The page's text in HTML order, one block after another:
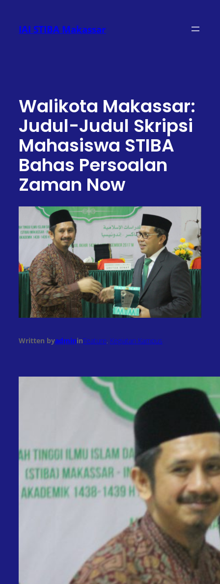
konten
IAI STIBA Makassar
Walikota Makassar:
Judul-Judul Skripsi
Mahasiswa STIBA
Bahas Persoalan
Zaman Now
Written byadmininFeature, Kegiatan Kampus